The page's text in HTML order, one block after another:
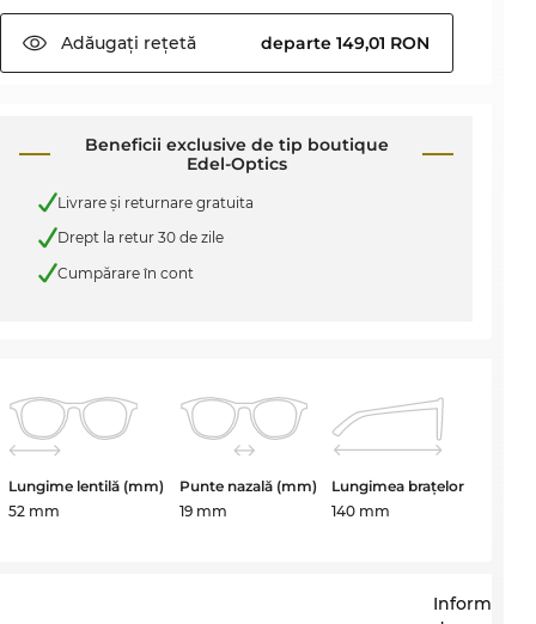
Adăugați rețetă departe 149,01 RON
Beneficii exclusive de tip boutique
Edel-Optics
Livrare şi returnare gratuita
Drept la retur 30 de zile
Cumpărare în cont
Lungime lentilă (mm)
52 mm
Punte nazală (mm)
19 mm
Lungimea brațelor
140 mm
Informații